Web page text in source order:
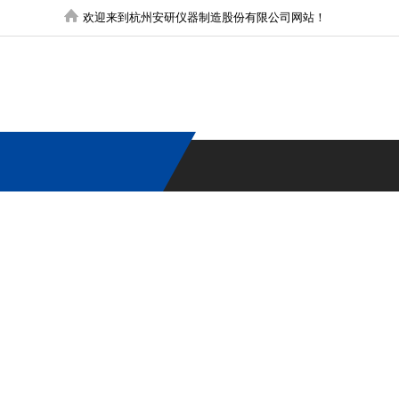
欢迎来到杭州安研仪器制造股份有限公司网站！